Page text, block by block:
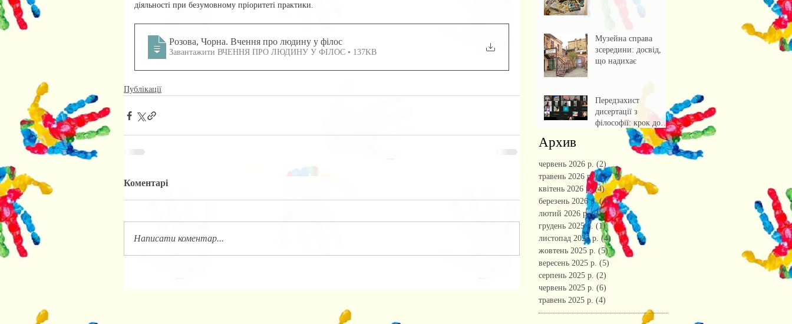
діяльності при безумовному пріоритеті практики.
Розова, Чорна. Вчення про людину у філос
Завантажити ВЧЕННЯ ПРО ЛЮДИНУ У ФІЛОС • 137KB
Публікації
Коментарі
Написати коментар...
Музейна справа
зсередини: досвід,
що надихає
Передзахист
дисертації з
філософії: крок до
осмислення епохи
штучного інтелекту.
Архив
червень 2026 р. (2)2 пости
травень 2026 р. (1)1 пост
квітень 2026 р. (4)4 пости
березень 2026 р. (4)4 пости
лютий 2026 р. (2)2 пости
грудень 2025 р. (1)1 пост
листопад 2025 р. (4) 4 пости
жовтень 2025 р. (5)5 постів
вересень 2025 р. (5)
серпень 2025 р. (2)
червень 2025 р. (6)
травень 2025 р. (4)